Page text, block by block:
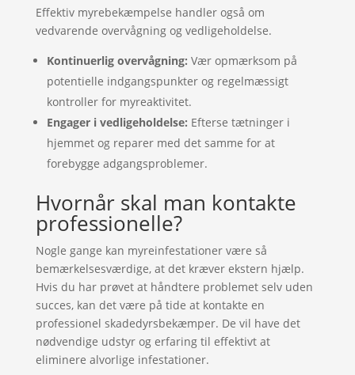
Effektiv myrebekæmpelse handler også om
vedvarende overvågning og vedligeholdelse.
Kontinuerlig overvågning: Vær opmærksom på
potentielle indgangspunkter og regelmæssigt
kontroller for myreaktivitet.
Engager i vedligeholdelse: Efterse tætninger i
hjemmet og reparer med det samme for at
forebygge adgangsproblemer.
Hvornår skal man kontakte
professionelle?
Nogle gange kan myreinfestationer være så
bemærkelsesværdige, at det kræver ekstern hjælp.
Hvis du har prøvet at håndtere problemet selv uden
succes, kan det være på tide at kontakte en
professionel skadedyrsbekæmper. De vil have det
nødvendige udstyr og erfaring til effektivt at
eliminere alvorlige infestationer.